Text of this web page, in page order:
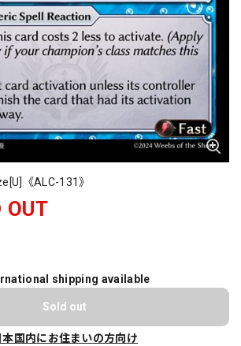
《ALC-131》
OUT
shipping available
Sold out
本国内にお住まいの方向け